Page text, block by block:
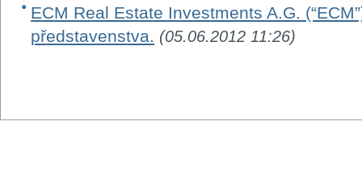
ECM Real Estate Investments A.G.
představenstva. (05.06.2012 11:26)